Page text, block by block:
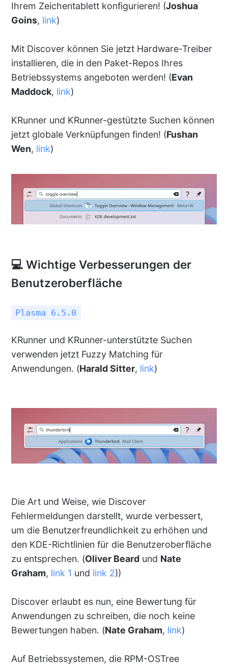
Ihrem Zeichentablett konfigurieren! (Joshua
Goins, link)
Mit Discover können Sie jetzt Hardware-Treiber
installieren, die in den Paket-Repos Ihres
Betriebssystems angeboten werden! (Evan
Maddock, link)
KRunner und KRunner-gestützte Suchen können
jetzt globale Verknüpfungen finden! (Fushan
Wen, link)
💻 Wichtige Verbesserungen der
Benutzeroberfläche
Plasma 6.5.0
KRunner und KRunner-unterstützte Suchen
verwenden jetzt Fuzzy Matching für
Anwendungen. (Harald Sitter, link)
Die Art und Weise, wie Discover
Fehlermeldungen darstellt, wurde verbessert,
um die Benutzerfreundlichkeit zu erhöhen und
den KDE-Richtlinien für die Benutzeroberfläche
zu entsprechen. (Oliver Beardund Nate
Graham, link 1 und link 2))
Discover erlaubt es nun, eine Bewertung für
Anwendungen zu schreiben, die noch keine
Bewertungen haben. (Nate Graham, link)
Auf Betriebssystemen, die RPM-OSTree